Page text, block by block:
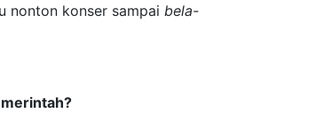
nonton konser sampai bela-